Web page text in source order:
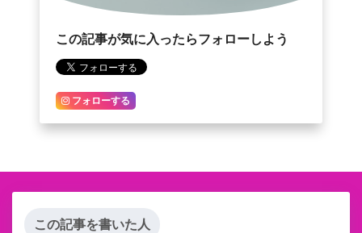
この記事が気に入ったらフォローしよう
フォローする
この記事を書いた人